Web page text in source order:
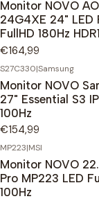
Monitor NOVO
24G4XE 24" LED
FullHD 180Hz
€164,99
S27C330|Samsung
Monitor NOVO
27" Essential S3
100Hz
€154,99
MP223|MSI
Monitor NOVO
Pro MP223 LED
100Hz